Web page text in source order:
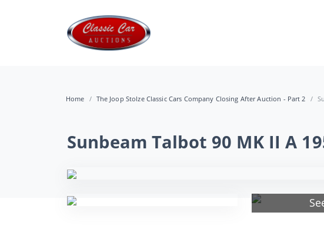
Home The Joop Stolze Classic Cars Company Closing After Auction - Part 2
Sunbeam Talbot 90 MK II A